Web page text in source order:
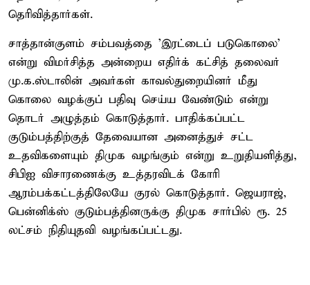
தெரிவித்தார்கள்.
சாத்தான்குளம் சம்பவத்தை ’இரட்டைப் படுகொலை’
என்று விமர்சித்த அன்றைய எதிர்க் கட்சித் தலைவர்
மு.க.ஸ்டாலின் அவர்கள் காவல்துறையினர் மீது
கொலை வழக்குப் பதிவு செய்ய வேண்டும் என்று
தொடர் அழுத்தம் கொடுத்தார். பாதிக்கப்பட்ட
குடும்பத்திற்குத் தேவையான அனைத்துச் சட்ட
உதவிகளையும் திமுக வழங்கும் என்று உறுதியளித்து,
சிபிஐ விசாரணைக்கு உத்தரவிடக் கோரி
ஆரம்பக்கட்டத்திலேயே குரல் கொடுத்தார். ஜெயராஜ்,
பென்னிக்ஸ் குடும்பத்தினருக்கு திமுக சார்பில் ரூ. 25
லட்சம் நிதியுதவி வழங்கப்பட்டது.